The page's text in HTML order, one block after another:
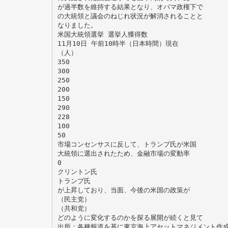
が過半数を維持する結果となり、オバマ政権下で
の大統領と議会のねじれ状況が解消されることと
なりました。
米国大統領選挙 選挙人獲得数
11月10日 午前10時半（日本時間）現在
（人）
350
300
250
200
150
290
228
100
50
市場コンセンサスに反して、トランプ氏が米国
大統領に選出されたため、金融市場の変動率
0
クリントン氏
トランプ氏
が上昇しており、当面、今後の米国の政策が
（民主党）
（共和党）
どのように変化するのかを探る展開が続くと見て
出所：各種報道を基に東京海上アセットマネジメント作